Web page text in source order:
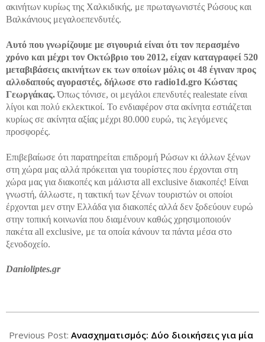
ακινήτων κυρίως της Χαλκιδικής, με πρωταγωνιστές Ρώσους και
Βαλκάνιους μεγαλοεπενδυτές.
Αυτό που γνωρίζουμε με σιγουριά είναι ότι τον περασμένο
χρόνο και μέχρι τον Οκτώβριο του 2012, είχαν καταγραφεί 520
μεταβιβάσεις ακινήτων εκ των οποίων μόλις οι 48 έγιναν προς
αλλοδαπούς αγοραστές, δήλωσε στο radio1d.grο Κώστας
Γεωργάκας.Όπως τόνισε, οι μεγάλοι επενδυτές realestate είναι
λίγοι και πολύ εκλεκτικοί. Το ενδιαφέρον στα ακίνητα εστιάζεται
κυρίως σε ακίνητα αξίας μέχρι 80.000 ευρώ, τις λεγόμενες
προσφορές.
Επιβεβαίωσε ότι παρατηρείται επιδρομή Ρώσων κι άλλων ξένων
στη χώρα μας αλλά πρόκειται για τουρίστες που έρχονται στη
χώρα μας για διακοπές και μάλιστα all exclusive διακοπές! Είναι
γνωστή, άλλωστε, η τακτική των ξένων τουριστών οι οποίοι
έρχονται μεν στην Ελλάδα για διακοπές αλλά δεν ξοδεύουν ευρώ
στην τοπική κοινωνία που διαμένουν καθώς χρησιμοποιούν
πακέτα all exclusive, με τα οποία κάνουν τα πάντα μέσα στο
ξενοδοχείο.
Danioliptes.gr
06-
Previous Post: Ανασχηματισμός: Δύο διοικήσεις για μία